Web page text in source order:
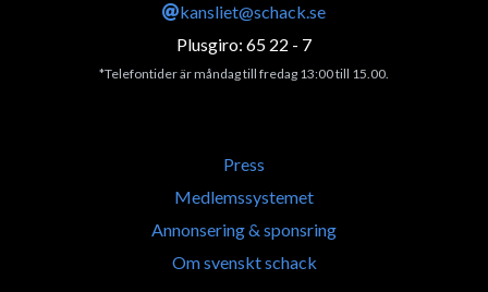
kansliet@schack.se
Plusgiro: 65 22 - 7
*Telefontider är måndag till fredag 13:00 till 15.00.
Press
Medlemssystemet
Annonsering & sponsring
Om svenskt schack